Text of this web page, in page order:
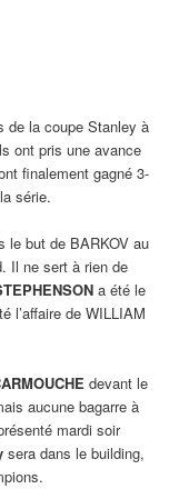
de la coupe Stanley à
ont pris une avance
finalement gagné 3-
série.
le but de BARKOV au
Il ne sert à rien de
a été le
l’affaire de WILLIAM
devant le
aucune bagarre à
mardi soir
sera dans le building,